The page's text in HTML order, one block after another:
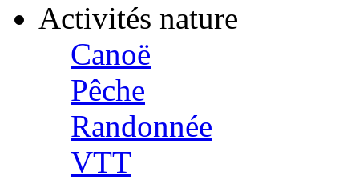
Activités nature
Canoë
Pêche
Randonnée
VTT